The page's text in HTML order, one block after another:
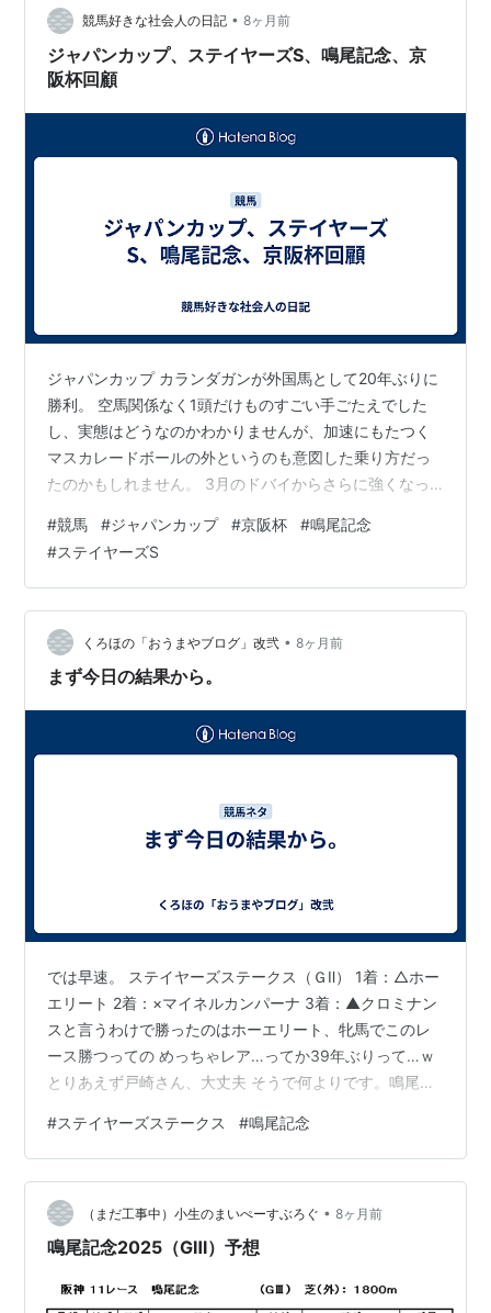
ました…。 まだ2歳なのに…。 デビュー戦だったのに…。
とても悲…
競馬好きな社会人の日記 • 8ヶ月前
ジャパンカップ、ステイヤーズS、鳴尾記念、京
阪杯回顧
ジャパンカップ カランダガンが外国馬として20年ぶりに
勝利。 空馬関係なく1頭だけものすごい手ごたえでした
し、実態はどうなのかわかりませんが、加速にもたつく
マスカレードボールの外というのも意図した乗り方だっ
たのかもしれません。 3月のドバイからさらに強くなっ
年もぜひ来てほしいですね。 結局のところ凱旋門賞にお
けるオルフェーヴルやエルコンドルパサーがそうである
ように、 能力の絶対値が抜けた馬はどんな馬場だろうが
来るってことなのかなぁという気もしますね。 血統面で
見ても父系ノーザンダンサー系で実に25年ぶりの勝利で
すし。2着のマスカレードボールはや…
#競馬 #ジャパンカップ #京阪杯 #鳴尾記念
#ステイヤーズS
くろほの「おうまやブログ」改弐 • 8ヶ月前
まず今日の結果から。
では早速。 ステイヤーズステークス（ＧⅡ） 1着：△ホー
エリート 2着：×マイネルカンパーナ 3着：▲クロミナン
スと言うわけで勝ったのはホーエリート、牝馬でこのレ
ース勝つっての めっちゃレア…ってか39年ぶりって…ｗ
とりあえず戸崎さん、大丈夫 そうで何よりです。鳴尾記
ラッド 3着：△マテンロウレオ 4着：◎グランヴィノスと
言うわけで勝ったのはデビットバローズ、条件合ってた
のも後押し してましたね。てか無駄に捲って行って、最
後垂れた友一さぁ…ｗ明日の予想は、今日中に何とか…。
#ステイヤーズステークス #鳴尾記念
（まだ工事中）小生のまいぺーすぶろぐ • 8ヶ月前
鳴尾記念2025（GⅢ）予想